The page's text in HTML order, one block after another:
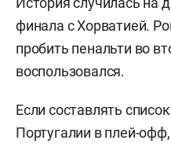
финала с Хорватией.
пробить пенальти во
воспользовался.
Если составлять
Португалии в плей-